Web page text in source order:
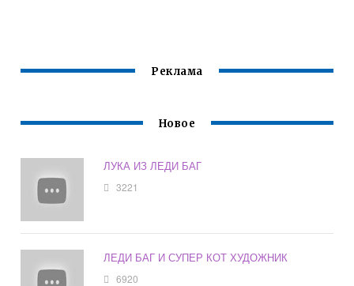
Реклама
Новое
ЛУКА ИЗ ЛЕДИ БАГ
3221
ЛЕДИ БАГ И СУПЕР КОТ ХУДОЖНИК
6920